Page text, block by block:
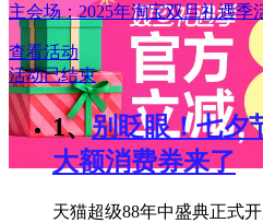
主会场：2025年淘宝双旦礼遇
查看活动
活动已结束
1、 别眨眼！七夕
大额消费券来了
天猫超级88年中盛典正式